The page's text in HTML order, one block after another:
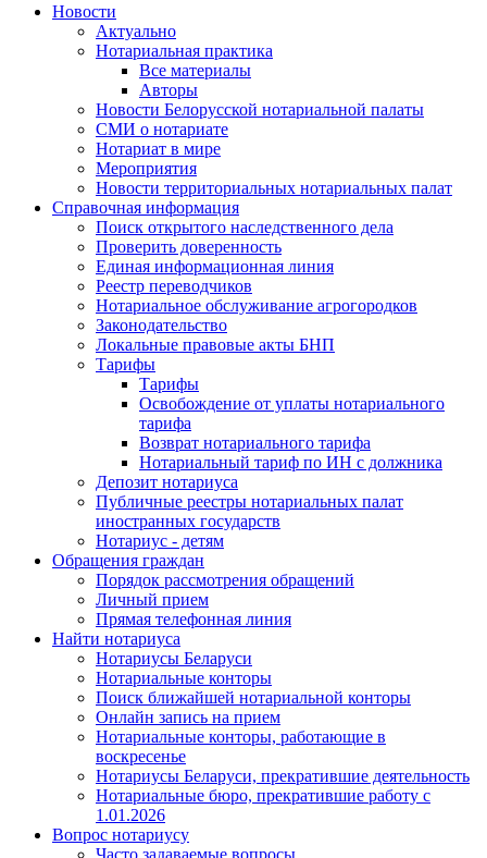
Новости
Актуально
Нотариальная практика
Все материалы
Авторы
Новости Белорусской нотариальной палаты
СМИ о нотариате
Нотариат в мире
Мероприятия
Новости территориальных нотариальных палат
Справочная информация
Поиск открытого наследственного дела
Проверить доверенность
Единая информационная линия
Реестр переводчиков
Нотариальное обслуживание агрогородков
Законодательство
Локальные правовые акты БНП
Тарифы
Тарифы
Освобождение от уплаты нотариального
тарифа
Возврат нотариального тарифа
Нотариальный тариф по ИН с должника
Депозит нотариуса
Публичные реестры нотариальных палат
иностранных государств
Нотариус - детям
Обращения граждан
Порядок рассмотрения обращений
Личный прием
Прямая телефонная линия
Найти нотариуса
Нотариусы Беларуси
Нотариальные конторы
Поиск ближайшей нотариальной конторы
Онлайн запись на прием
Нотариальные конторы, работающие в
воскресенье
Нотариусы Беларуси, прекратившие деятельность
Нотариальные бюро, прекратившие работу с
1.01.2026
Вопрос нотариусу
Часто задаваемые вопросы